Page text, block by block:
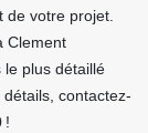
de votre projet.
Clement
le plus détaillé
contactez-
!